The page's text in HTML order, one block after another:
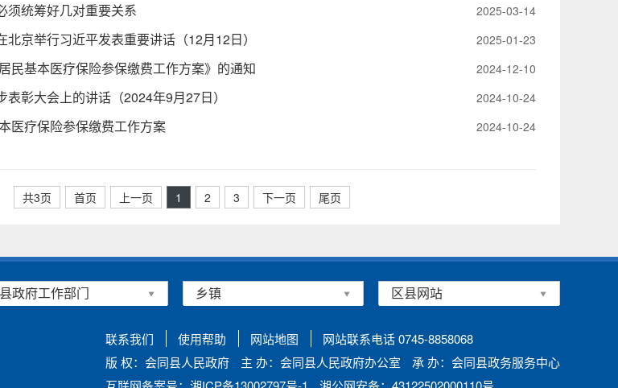
须统筹好几对重要关系 2025-03-14
北京举行习近平发表重要讲话（12月12日） 2025-01-23
民基本医疗保险参保缴费工作方案》的通知 2024-12-10
表彰大会上的讲话（2024年9月27日） 2024-10-24
医疗保险参保缴费工作方案 2024-10-24
共3页 首页 上一页 1 2 3 下一页 尾页
联系我们 使用帮助 网站地图
网站联系电话 0745-8858068
版 权：会同县人民政府
主 办：会同县人民政府办公室
承 办：会同县政务服务中心